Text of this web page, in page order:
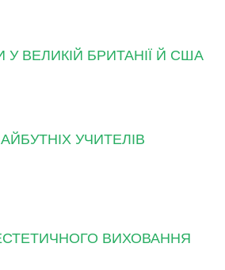
ВЕЛИКІЙ БРИТАНІЇ Й США
УЧИТЕЛІВ
ВИХОВАННЯ